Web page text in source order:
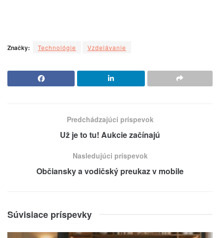
Značky: Technológie Vzdelávanie
Predchádzajúci príspevok
Už je to tu! Aukcie začínajú
Nasledujúci príspevok
Občiansky a vodičský preukaz v mobile
Súvisiace príspevky